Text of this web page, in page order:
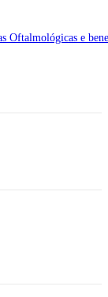
Oftalmológicas e